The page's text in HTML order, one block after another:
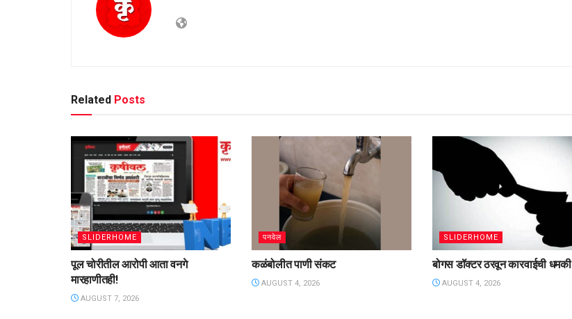
Related Posts
SLIDERHOME
पूल चोरीतील आरोपी आता वनगे
मारहाणीतही!
AUGUST 7, 2026
पनवेल
कळंबोलीत पाणी संकट
AUGUST 4, 2026
SLIDERHOME
बोगस डॉक्टर ठरवून कारवाईची धमकी
AUGUST 4, 2026